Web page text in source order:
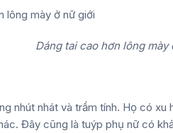
Dáng tai cao hơn lông mày
nhút nhát và trầm tính. Họ có
Đây cũng là tuýp phụ nữ có